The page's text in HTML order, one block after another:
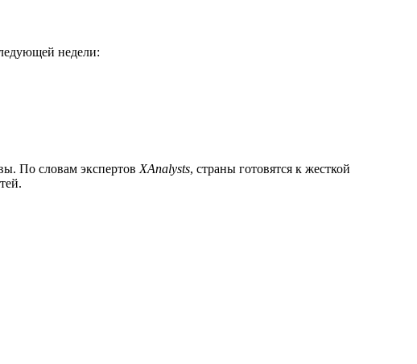
недели:
По словам экспертов XAnalysts, страны готовятся к жесткой